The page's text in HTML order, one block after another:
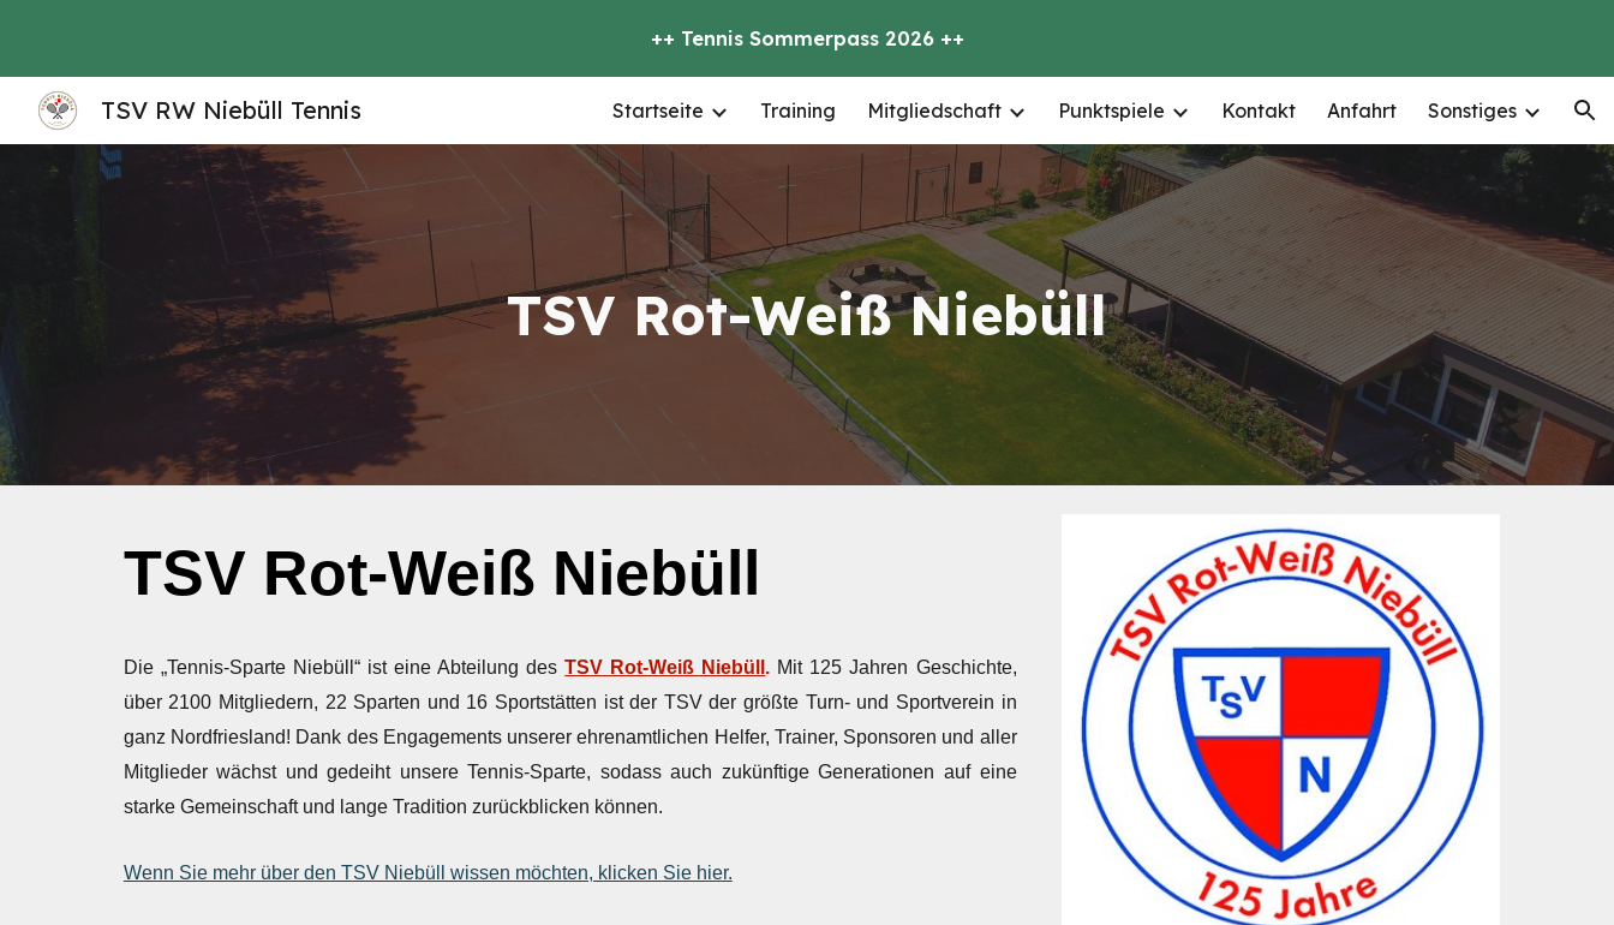
Skip to main content Skip to navigation
++ Tennis Sommerpass 2026 ++
TSV RW Niebüll Tennis Startseite Training Mitgliedschaft Punktspiele Kontakt Anfahrt Sonstiges
TSV Rot-Weiß Niebüll
TSV Rot-Weiß Niebüll
Die „Tennis-Sparte Niebüll“ ist eine Abteilung desTSV Rot-Weiß Niebüll . Mit 125 Jahren Geschichte,
über 2100 Mitgliedern, 22 Sparten und 16 Sportstätten ist der TSV der größte Turn- und Sportverein in
ganz Nordfriesland! Dank des Engagements unserer ehrenamtlichen Helfer, Trainer, Sponsoren und aller
Mitglieder wächst und gedeiht unsere Tennis-Sparte, sodass auch zukünftige Generationen auf eine
starke Gemeinschaft und lange Tradition zurückblicken können.
Wenn Sie mehr über den TSV Niebüll wissen möchten, klicken Sie hier.